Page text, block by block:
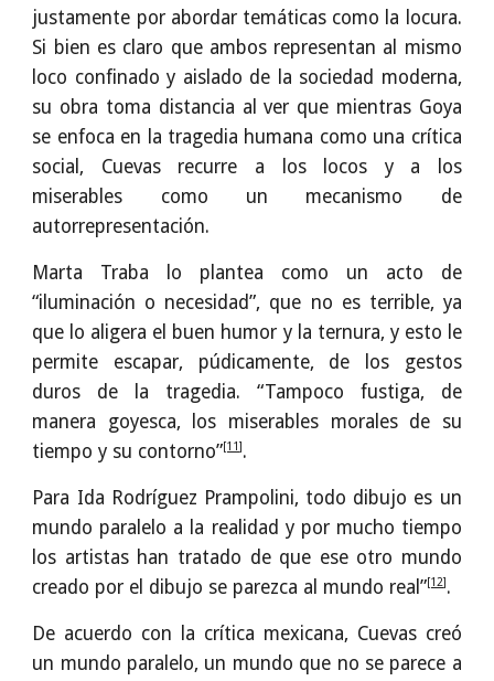
justamente por abordar temáticas como la locura.
Si bien es claro que ambos representan al mismo
loco confinado y aislado de la sociedad moderna,
su obra toma distancia al ver que mientras Goya
se enfoca en la tragedia humana como una crítica
social, Cuevas recurre a los locos y a los
miserables como un mecanismo de
autorrepresentación.
Marta Traba lo plantea como un acto de
“iluminación o necesidad”, que no es terrible, ya
que lo aligera el buen humor y la ternura, y esto le
permite escapar, púdicamente, de los gestos
duros de la tragedia. “Tampoco fustiga, de
manera goyesca, los miserables morales de su
tiempo y su contorno”[11] .
Para Ida Rodríguez Prampolini, todo dibujo es un
mundo paralelo a la realidad y por mucho tiempo
los artistas han tratado de que ese otro mundo
creado por el dibujo se parezca al mundo real”[12] .
De acuerdo con la crítica mexicana, Cuevas creó
un mundo paralelo, un mundo que no se parece a